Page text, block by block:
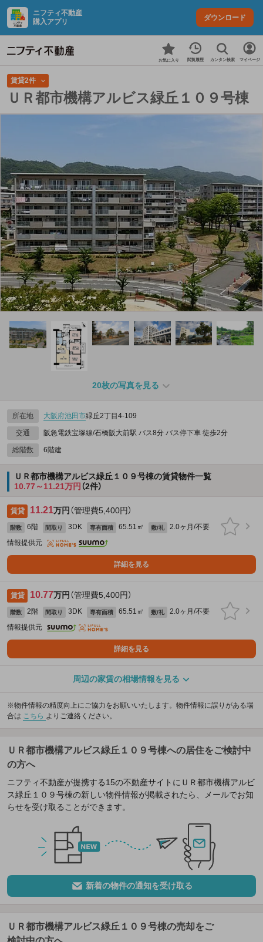
ニフティ不動産
購入アプリ
ダウンロード
お気に入り 閲覧履歴 カンタン検索 マイページ
賃貸2件
ＵＲ都市機構アルビス緑丘１０９号棟
20枚の写真を見る
所在地 大阪府池田市緑丘2丁目4-109
交通 阪急電鉄宝塚線/石橋阪大前駅 バス8分 バス停下車 徒歩2分
総階数 6階建
ＵＲ都市機構アルビス緑丘１０９号棟の賃貸物件一覧
10.77～11.21万円 （2件）
賃貸 11.21万円 （管理費5,400円）
階数 6階 間取り 3DK 専有面積 65.51㎡ 敷/礼
2.0ヶ月/不要
情報提供元
詳細を見る
賃貸 10.77万円 （管理費5,400円）
階数 2階 間取り 3DK 専有面積 65.51㎡ 敷/礼
2.0ヶ月/不要
情報提供元
詳細を見る
周辺の家賃の相場情報を見る
※物件情報の精度向上にご協力をお願いいたします。物件情報に誤りがある場
合は こちら よりご連絡ください。
ＵＲ都市機構アルビス緑丘１０９号棟への居住をご検討中
の方へ
ニフティ不動産が提携する15の不動産サイトにＵＲ都市機構アルビ
ス緑丘１０９号棟の新しい物件情報が掲載されたら、メールでお知
らせを受け取ることができます。
新着の物件の通知を受け取る
ＵＲ都市機構アルビス緑丘１０９号棟の売却をご